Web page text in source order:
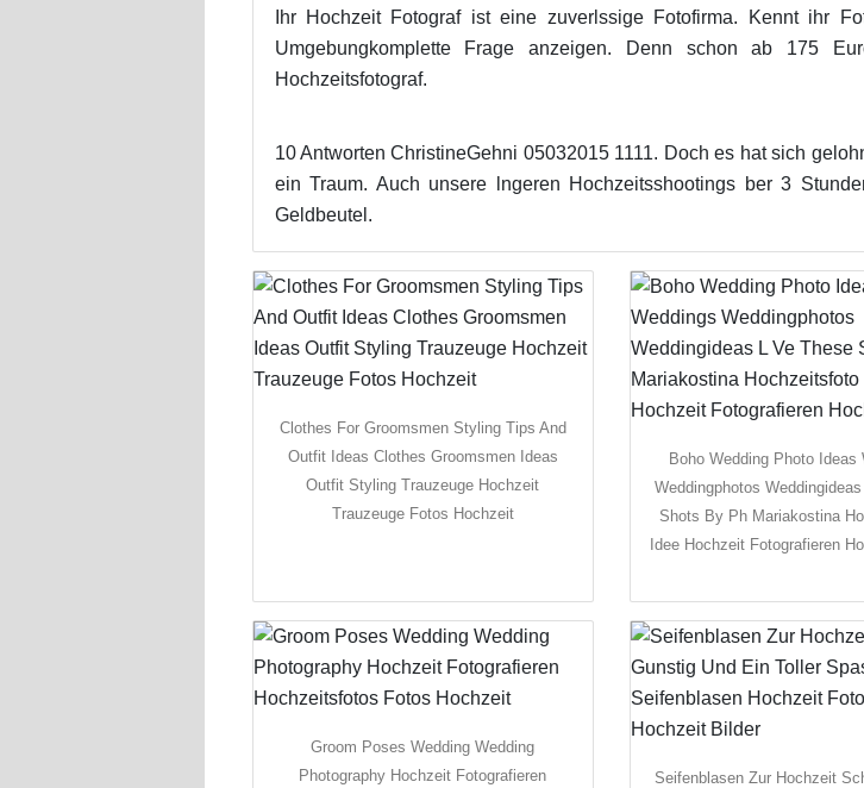
Ihr Hochzeit Fotograf ist eine zuverlssige Fotofirma. Kennt ihr
Umgebungkomplette Frage anzeigen. Denn schon ab 175
Hochzeitsfotograf.
10 Antworten ChristineGehni 05032015 1111. Doch es hat sich
ein Traum. Auch unsere lngeren Hochzeitsshootings ber 3
Geldbeutel.
Clothes For Groomsmen Styling Tips And
Outfit Ideas Clothes Groomsmen Ideas
Outfit Styling Trauzeuge Hochzeit
Trauzeuge Fotos Hochzeit
Boho Wedding Photo Ideas
Weddingphotos
Shots By Ph Mariakostina
Idee Hochzeit Fotografieren
Groom Poses Wedding Wedding
Photography Hochzeit Fotografieren
Seifenblasen Zur Hochzeit